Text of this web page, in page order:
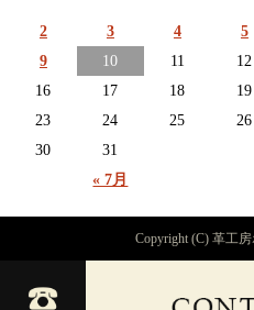
« 7月
2
3 4 5
9
10 11 12
16
17 18 19
23
24 25 26
30
31
Copyright (C) 革工